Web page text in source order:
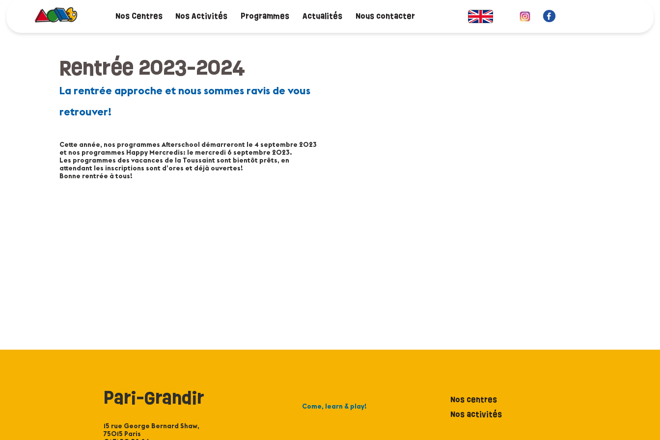
Nos Centres Nos Activités Programmes Actualités Nous contacter
Rentrée 2023-2024
La rentrée approche et nous sommes ravis de vous
retrouver!
Cette année, nos programmes Afterschool démarreront le 4 septembre 2023
et nos programmes Happy Mercredis: le mercredi 6 septembre 2023.
Les programmes des vacances de la Toussaint sont bientôt prêts, en
attendant les inscriptions sont d’ores et déjà ouvertes!
Bonne rentrée à tous!
Pari-Grandir
15 rue George Bernard Shaw,
75015 Paris
Come, learn & play!
Nos centres
Nos activités